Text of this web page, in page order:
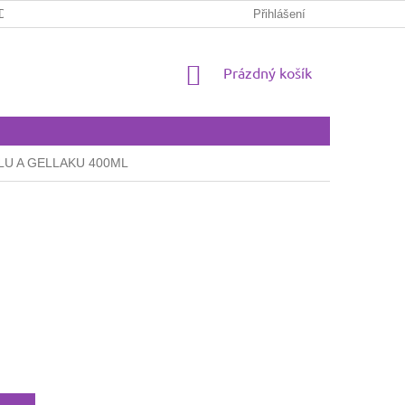
ZPŮSOBY PLATBY
Přihlášení
NÁKUPNÍ
Prázdný košík
A GELLAKU 400ML